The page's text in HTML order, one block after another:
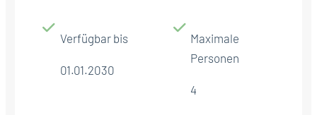
Verfügbar bis
01.01.2030
Maximale
Personen
4